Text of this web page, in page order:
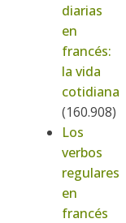
diarias
en
francés:
la vida
cotidiana
(160.908)
Los
verbos
regulares
en
francés